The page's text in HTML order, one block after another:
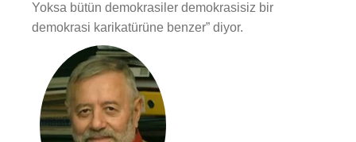
Yoksa bütün demokrasiler demokrasisiz bir
demokrasi karikatürüne benzer” diyor.